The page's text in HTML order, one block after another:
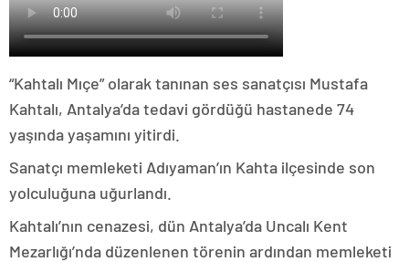
“Kahtalı Mıçe” olarak tanınan ses sanatçısı Mustafa
Kahtalı, Antalya’da tedavi gördüğü hastanede 74
yaşında yaşamını yitirdi.
Sanatçı memleketi Adıyaman’ın Kahta ilçesinde son
yolculuğuna uğurlandı.
Kahtalı’nın cenazesi, dün Antalya’da Uncalı Kent
Mezarlığı’nda düzenlenen törenin ardından memleketi